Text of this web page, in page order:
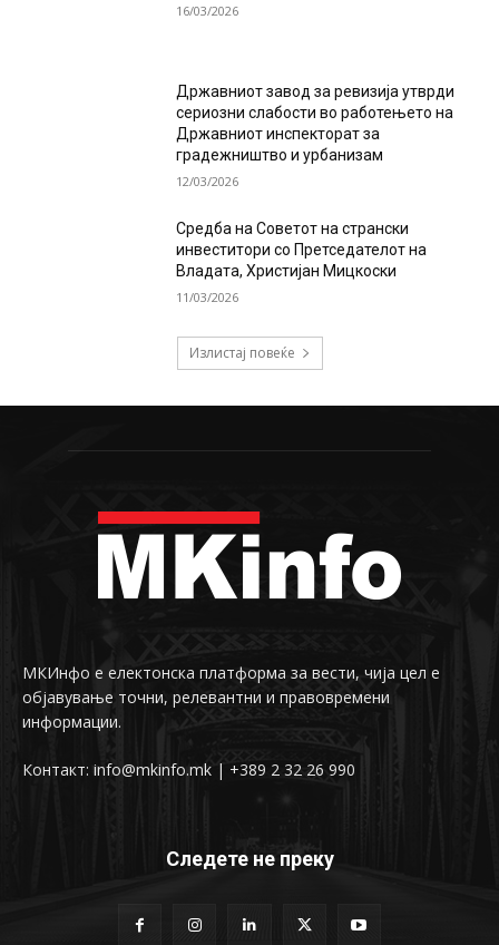
16/03/2026
Државниот завод за ревизија утврди
сериозни слабости во работењето на
Државниот инспекторат за
градежништво и урбанизам
12/03/2026
Средба на Советот на странски
инвеститори со Претседателот на
Владата, Христијан Мицкоски
11/03/2026
Излистај повеќе
МКИнфо е електонска платформа за вести, чија цел е
објавување точни, релевантни и правовремени
информации.
Контакт: info@mkinfo.mk | +389 2 32 26 990
Следете не преку